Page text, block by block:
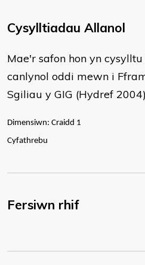
Cysylltiadau Allanol
Mae'r safon hon yn
canlynol oddi mewn i
Sgiliau y GIG (Hydref
Dimensiwn: Craidd 1
Cyfathrebu
Fersiwn rhif